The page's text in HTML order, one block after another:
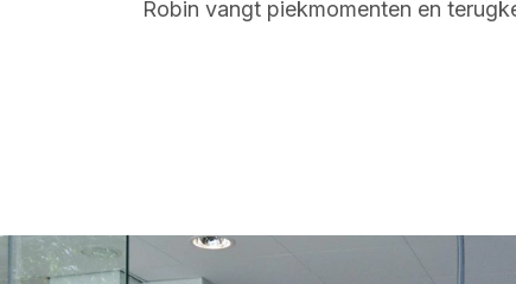
Robin vangt piekmomenten en